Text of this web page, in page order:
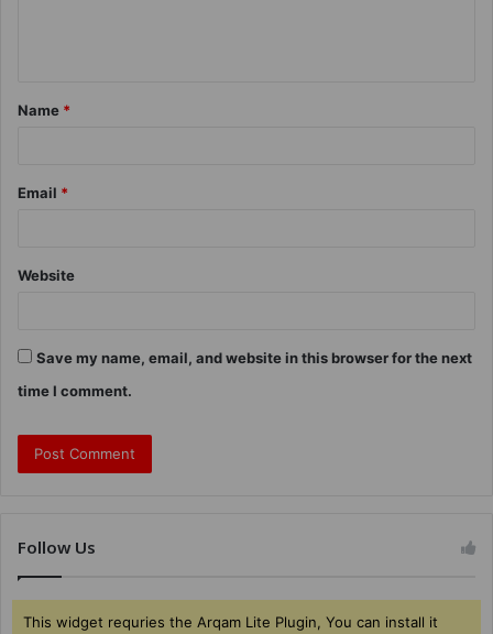
Name *
Email *
Website
Save my name, email, and website in this browser for the next
time I comment.
Follow Us
This widget requries the Arqam Lite Plugin, You can install it